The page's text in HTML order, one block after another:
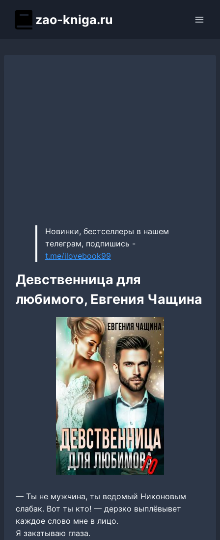
содержимому
zao-kniga.ru
Новинки, бестселлеры в нашем
телеграм, подпишись -
t.me/ilovebook99
Девственница для
любимого, Евгения Чащина
— Ты не мужчина, ты ведомый Никоновым
слабак. Вот ты кто! — дерзко выплёвывет
каждое слово мне в лицо.
Я закатываю глаза.